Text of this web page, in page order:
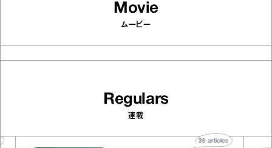
Movie
ムービー
Regulars
連載
36articles